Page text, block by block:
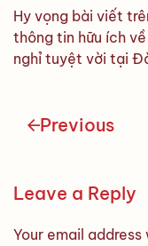
Hy vọng bài viết
thông tin hữu ích
nghỉ tuyệt vời tại
Previous
Leave a Reply
Your email